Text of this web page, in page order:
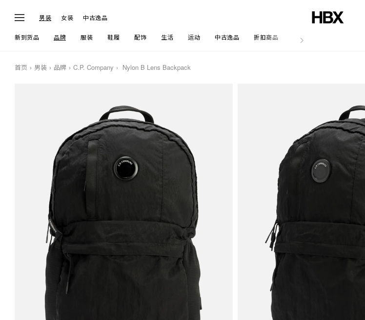
男装 女装 中古逸品
新到货品 品牌 服装 鞋履 配饰 生活 运动 中古逸品 折扣商品 文章
首页 男装 品牌 C.P. Company Nylon B Lens Backpack